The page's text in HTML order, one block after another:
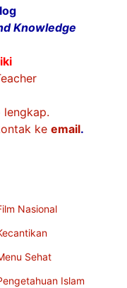
Knowledge
ke email.
Nasional
Sehat
Islam